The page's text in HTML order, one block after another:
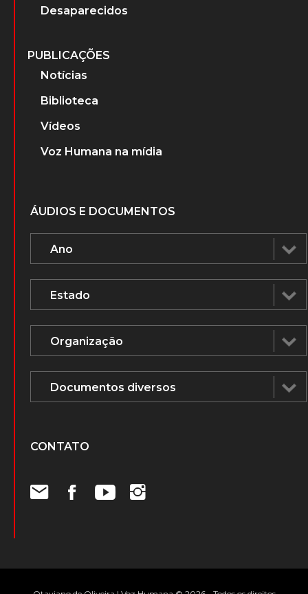
Desaparecidos
PUBLICAÇÕES
Notícias
Biblioteca
Vídeos
Voz Humana na mídia
ÁUDIOS E DOCUMENTOS
CONTATO